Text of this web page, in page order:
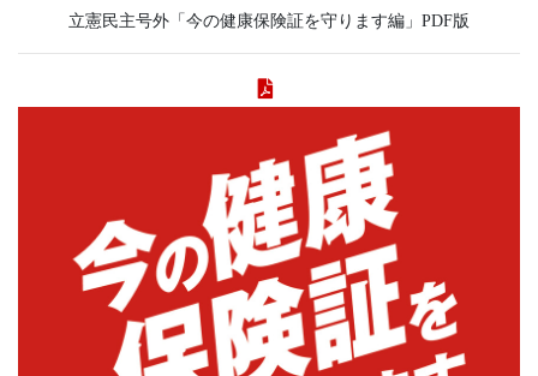
立憲民主号外「今の健康保険証を守ります編」PDF版